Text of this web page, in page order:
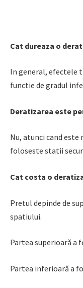
Cat dureaza o
In general, efectele
functie de gradul
Deratizarea este
Nu, atunci cand
foloseste statii
Cat costa o
Pretul depinde de
spatiului.
Partea superioară a
Partea inferioară a